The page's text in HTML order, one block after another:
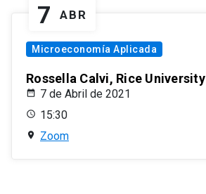
7 ABR
Microeconomía Aplicada
Rossella Calvi, Rice University
7 de Abril de 2021
15:30
Zoom